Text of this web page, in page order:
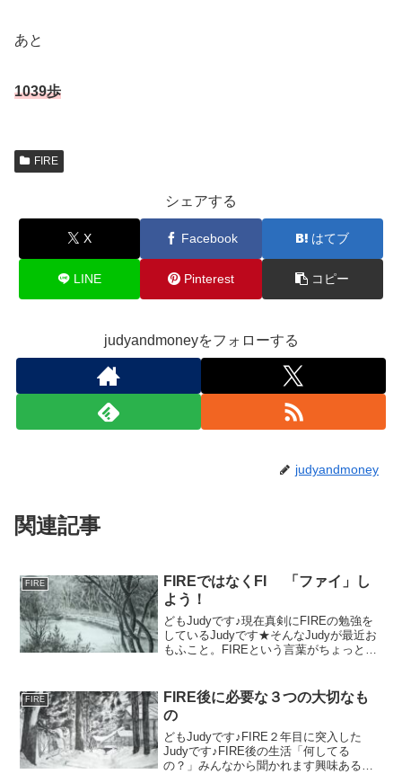
あと
1039歩
FIRE
シェアする
X Facebook はてブ
LINE Pinterest コピー
judyandmoneyをフォローする
judyandmoney
関連記事
FIRE
FIREではなくFI 「ファイ」し
よう！
どもJudyです♪現在真剣にFIREの勉強を
しているJudyです★そんなJudyが最近お
もふこと。FIREという言葉がちょっとず
Retire 退職E...
FIRE
FIRE後に必要な３つの大切なも
の
どもJudyです♪FIRE２年目に突入した
Judyです♪FIRE後の生活「何してる
の？」みんなから聞かれます興味あるん